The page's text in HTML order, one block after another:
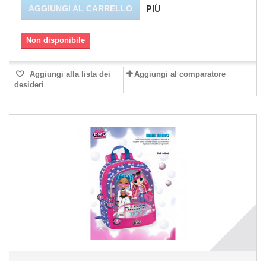
AGGIUNGI AL CARRELLO PIÙ
Non disponibile
Aggiungi alla lista dei
desideri
Aggiungi al comparatore